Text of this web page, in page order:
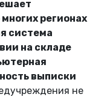
регионах
система
на складе
выписки
не